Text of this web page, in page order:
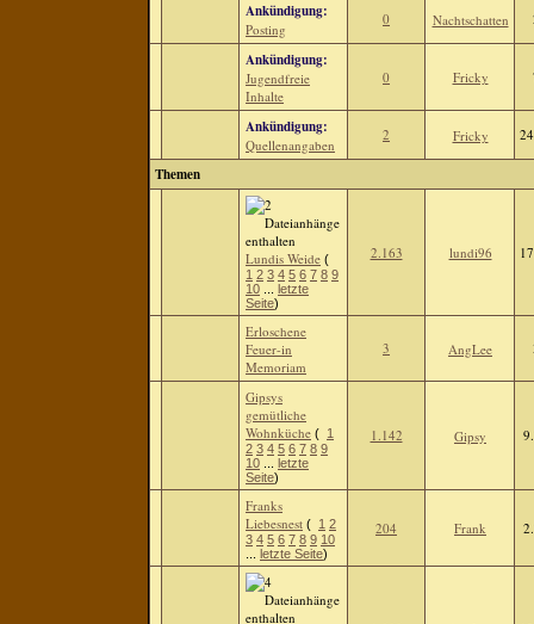
Ankündigung:
Posting
0 Nachtschatten
Ankündigung:
Jugendfreie
Inhalte
0 Fricky
Ankündigung:
Quellenangaben
2 Fricky
Themen
Lundis Weide (
1 2 3 4 5 6 7 8 9
10
letzte
Seite)
2.163 lundi96
Erloschene
Feuer-in
Memoriam
3 AngLee
Gipsys
gemütliche
Wohnküche ( 1
2 3 4 5 6 7 8 9
10
letzte
Seite)
1.142 Gipsy
Franks
Liebesnest ( 1 2
3 4 5 6 7 8 9 10
letzte Seite)
204 Frank